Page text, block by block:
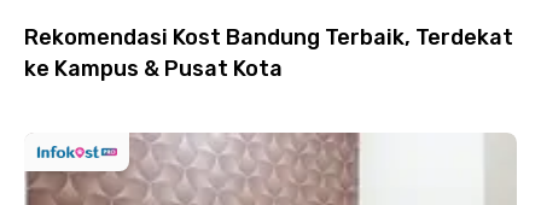
Rekomendasi Kost Bandung Terbaik, Terdekat
ke Kampus & Pusat Kota